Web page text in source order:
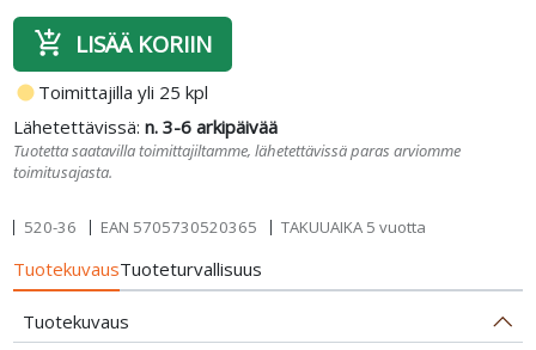
add_shopping_cart LISÄÄ KORIIN
fiber_manual_record Toimittajilla yli 25 kpl
Lähetettävissä:n. 3-6 arkipäivää
Tuotetta saatavilla toimittajiltamme, lähetettävissä paras arviomme
toimitusajasta.
520-36 EAN 5705730520365 TAKUUAIKA 5 vuotta
TuotekuvausTuoteturvallisuus
Tuotekuvaus